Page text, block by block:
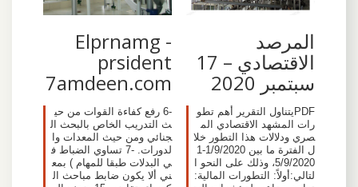
المرصد
الاقتصادي – 17
سبتمبر 2020
PDFيتناول التقرير أهم تطو
رات المشهد الاقتصادي الم
صري ودلالات هذا التطور خلا
ل الفترة ما بين 1/9/2020-1
5/9/2020، وذلك على النحو ا
لتالي:أولاً: التطورات المالية:
Elprnamg -
prsident
7amdeen.com
-6 رفع كفاءة القوات من حي
ث التدريب الخاص بالبحث ال
جنائي ومن حيث المعدات وا
لدورات. -7 تساوي الضباط ف
ي البدلات طبقا للمهام ) بمع
ني ألا يكون ضابط مباحث ال